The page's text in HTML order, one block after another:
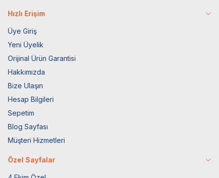
Hızlı Erişim
Üye Giriş
Yeni Üyelik
Orijinal Ürün Garantisi
Hakkımızda
Bize Ulaşın
Hesap Bilgileri
Sepetim
Blog Sayfası
Müşteri Hizmetleri
Özel Sayfalar